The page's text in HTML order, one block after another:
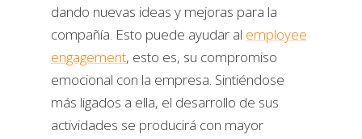
dando nuevas ideas y mejoras para la
compañía. Esto puede ayudar al employee
engagement, esto es, su compromiso
emocional con la empresa. Sintiéndose
más ligados a ella, el desarrollo de sus
actividades se producirá con mayor